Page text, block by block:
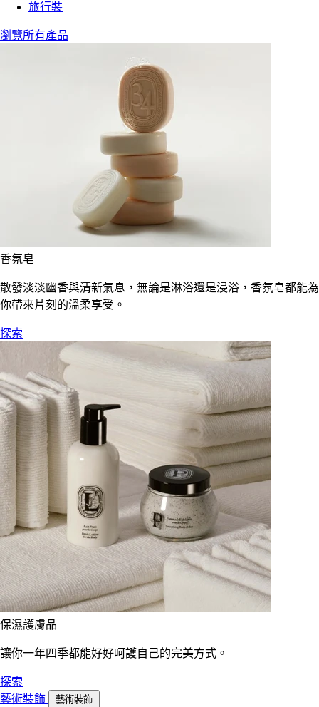
旅行裝
瀏覽所有產品
香氛皂
散發淡淡幽香與清新氣息，無論是淋浴還是浸浴，香氛皂都能為
你帶來片刻的溫柔享受。
探索
保濕護膚品
讓你一年四季都能好好呵護自己的完美方式。
探索
藝術裝飾
藝術裝飾